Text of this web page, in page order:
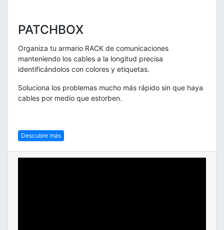
PATCHBOX
Organiza tu armario RACK de comunicaciones
manteniendo los cables a la longitud precisa
identificándolos con colores y etiquetas.
Soluciona los problemas mucho más rápido sin que haya
cables por medio que estorben.
Descubre más